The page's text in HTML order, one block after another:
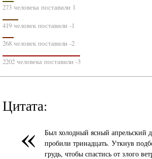
273 человека поставили 1
419 человек поставили -1
268 человек поставили -2
2202 человека поставили -3
Цитата:
«
Был холодный ясный апрельский
пробили тринадцать. Уткнув
грудь, чтобы спастись от злого